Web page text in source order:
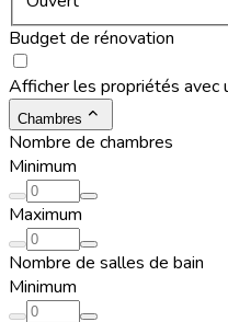
Budget de rénovation
Afficher les propriétés avec
Chambres
Nombre de chambres
Minimum
Maximum
Nombre de salles de bain
Minimum